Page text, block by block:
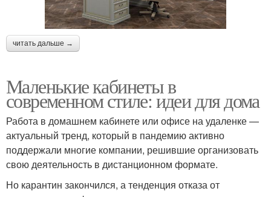
читать дальше →
Маленькие кабинеты в
современном стиле: идеи для дома
Работа в домашнем кабинете или офисе на удаленке —
актуальный тренд, который в пандемию активно
поддержали многие компании, решившие организовать
свою деятельность в дистанционном формате.
Но карантин закончился, а тенденция отказа от